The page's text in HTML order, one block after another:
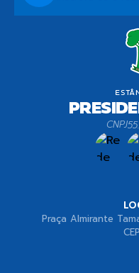
Praça Almirante
CNPJ